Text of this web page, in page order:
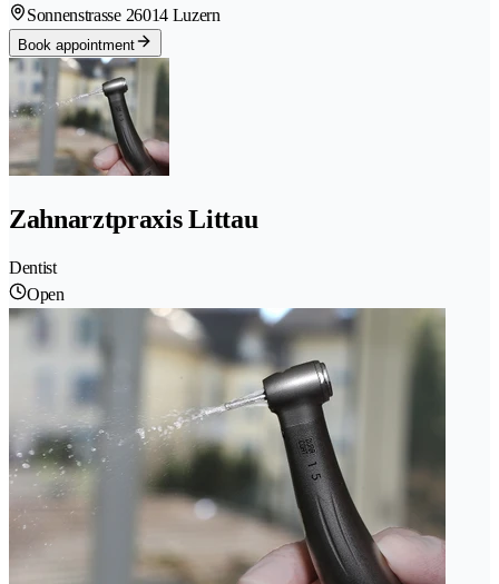
Sonnenstrasse 26014 Luzern
Book appointment
Zahnarztpraxis Littau
Dentist
Open